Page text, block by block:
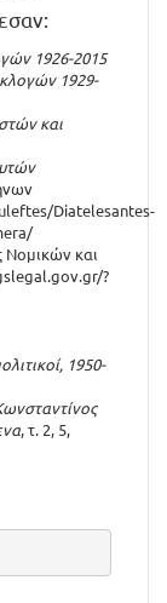
1926-2015
1929-
και
Diatelesantes-
Νομικών και
?
1950-
, τ. 2, 5,